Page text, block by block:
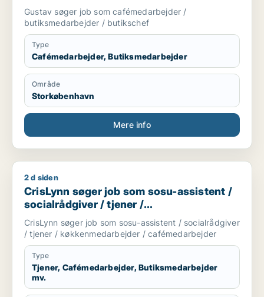
Gustav søger job som cafémedarbejder /
butiksmedarbejder / butikschef
Type
Cafémedarbejder, Butiksmedarbejder
Område
Storkøbenhavn
Mere info
CrisLynn søger job som sosu-assistent / socialrådgiver /
2 d siden
CrisLynn søger job som sosu-assistent /
socialrådgiver / tjener /
køkkenmedarbejder / cafémedarbejder
CrisLynn søger job som sosu-assistent / socialrådgiver
/ tjener / køkkenmedarbejder / cafémedarbejder
Type
Tjener, Cafémedarbejder, Butiksmedarbejder
mv.